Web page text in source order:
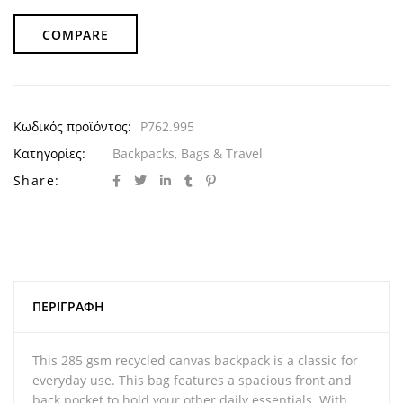
COMPARE
Κωδικός προϊόντος:
P762.995
Κατηγορίες:
Backpacks, Bags & Travel
Share:
ΠΕΡΙΓΡΑΦΉ
This 285 gsm recycled canvas backpack is a classic for
everyday use. This bag features a spacious front and